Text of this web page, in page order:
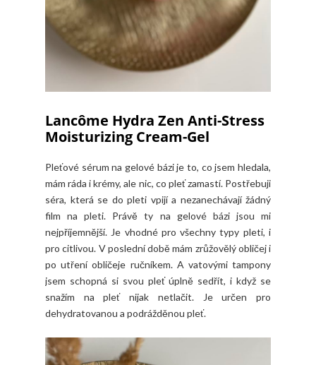
Lancôme Hydra Zen Anti-Stress
Moisturizing Cream-Gel
Pleťové sérum na gelové bázi je to, co jsem hledala,
mám ráda i krémy, ale nic, co pleť zamastí. Postřebuji
séra, která se do pleti vpijí a nezanechávají žádný
film na pleti. Právě ty na gelové bázi jsou mi
nejpříjemnější. Je vhodné pro všechny typy pleti, i
pro citlivou. V poslední době mám zrůžovělý obličej i
po utření obličeje ručníkem. A vatovými tampony
jsem schopná si svou pleť úplně sedřít, i když se
snažím na pleť nijak netlačit. Je určen pro
dehydratovanou a podrážděnou pleť.